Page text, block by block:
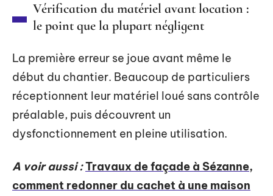
Vérification du matériel avant location :
le point que la plupart négligent
La première erreur se joue avant même le
début du chantier. Beaucoup de particuliers
réceptionnent leur matériel loué sans contrôle
préalable, puis découvrent un
dysfonctionnement en pleine utilisation.
A voir aussi :Travaux de façade à Sézanne,
comment redonner du cachet à une maison